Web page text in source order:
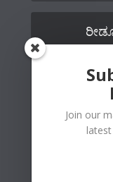
Join our